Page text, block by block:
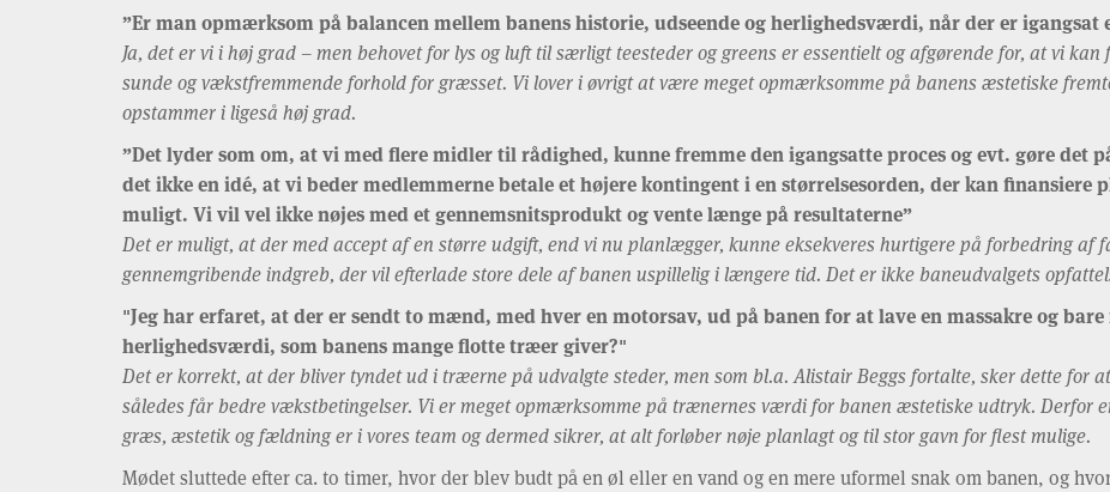
”Er man opmærksom på balancen mellem banens historie, udseende og herlighedsværdi, når der er
Ja, det er vi i høj grad – men behovet for lys og luft til særligt teesteder og greens er essentielt og afgørende for, at vi
sunde og vækstfremmende forhold for græsset. Vi lover i øvrigt at være meget opmærksomme på banens æstetiske
opstammer i ligeså høj grad.
”Det lyder som om, at vi med flere midler til rådighed, kunne fremme den igangsatte proces og evt. gøre det
det ikke en idé, at vi beder medlemmerne betale et højere kontingent i en størrelsesorden, der kan finansiere
muligt. Vi vil vel ikke nøjes med et gennemsnitsprodukt og vente længe på resultaterne”
Det er muligt, at der med accept af en større udgift, end vi nu planlægger, kunne eksekveres hurtigere på forbedring af
gennemgribende indgreb, der vil efterlade store dele af banen uspillelig i længere tid. Det er ikke baneudvalgets
"Jeg har erfaret, at der er sendt to mænd, med hver en motorsav, ud på banen for at lave en massakre og
herlighedsværdi, som banens mange flotte træer giver?"
Det er korrekt, at der bliver tyndet ud i træerne på udvalgte steder, men som bl.a. Alistair Beggs fortalte, sker dette for
således får bedre vækstbetingelser. Vi er meget opmærksomme på trænernes værdi for banen æstetiske udtryk. Derfor
græs, æstetik og fældning er i vores team og dermed sikrer, at alt forløber nøje planlagt og til stor gavn for flest mulige.
Mødet sluttede efter ca. to timer, hvor der blev budt på en øl eller en vand og en mere uformel snak om banen, og